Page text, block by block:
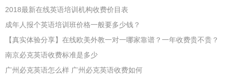
2018最新在线英语培训机构收费价目表
成年人报个英语培训班价格一般要多少钱？
【真实体验分享】在线欧美外教一对一哪家靠谱？一年收费贵不贵？
南京必克英语收费标准是多少
广州必克英语怎么样 广州必克英语收费如何